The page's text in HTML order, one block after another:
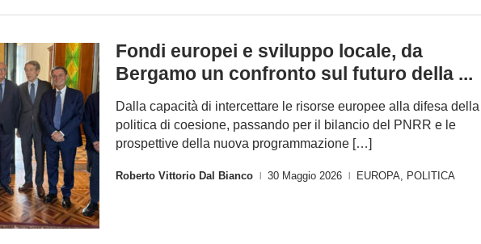
Fondi europei e sviluppo locale, da
Bergamo un confronto sul futuro della ...
Dalla capacità di intercettare le risorse europee alla difesa della
politica di coesione, passando per il bilancio del PNRR e le
prospettive della nuova programmazione […]
Roberto Vittorio Dal Bianco 30 Maggio 2026 EUROPA, POLITICA